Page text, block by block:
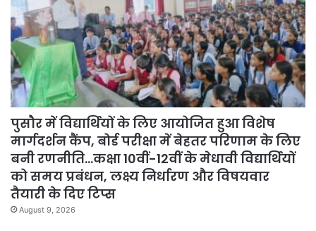
पुसौर में विद्यार्थियों के लिए आयोजित हुआ विशेष
मार्गदर्शन कैंप, बोर्ड परीक्षा में बेहतर परिणाम के लिए
बनी रणनीति…कक्षा 10वीं-12वीं के मेधावी विद्यार्थियों
को समय प्रबंधन, लक्ष्य निर्धारण और विषयवार
तैयारी के दिए टिप्स
August 9, 2026